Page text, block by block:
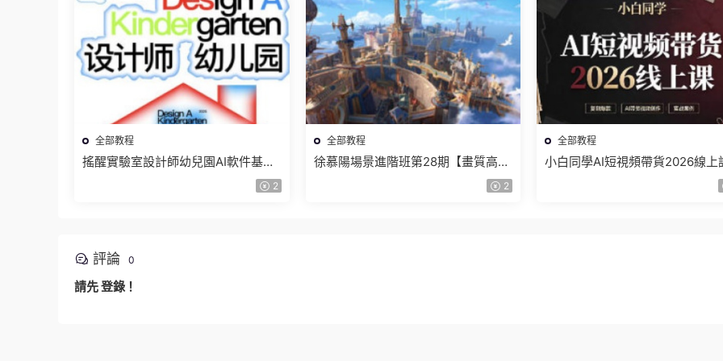
全部教程
搖醒實驗室設計師幼兒園AI軟件基礎
2
全部教程
徐慕陽場景進階班第28期【畫質高清
2
全部教程
小白同學AI短視頻帶貨2026線上
評論 0
請先登錄 ！